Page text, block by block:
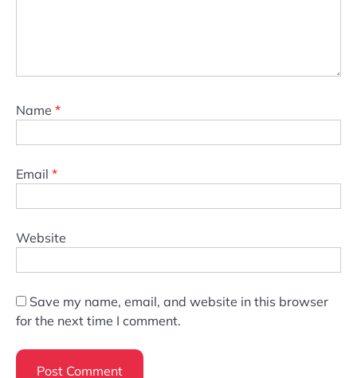
Name *
Email *
Website
Save my name, email, and website in this browser
for the next time I comment.